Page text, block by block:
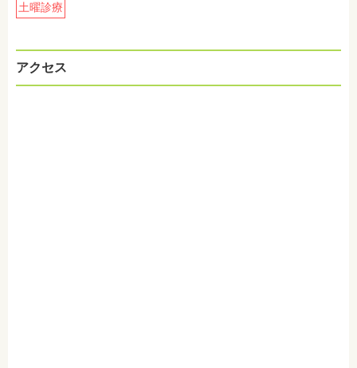
土曜診療
アクセス